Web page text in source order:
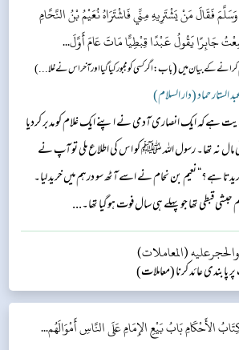
فَقَالَ مَنْ يَشْتَرِيهِ مِنِّي فَاشْتَرَاهُ نُعَيْمُ بْنُ النَّحَّامِ
جَابِرًا يَقُولُ عَبْدًا قِبْطِيًّا مَاتَ عَامَ أَوَّلَ...
کے بیان میں(باب : اگر کسی کو مجبور کیاگیا اور آخر اس نے غلا...)
ہے کہ ایک انصاری آدمی نے اپنے ایک غلام کو مدبر کردیا
مال نہ تھا۔ رسول اللہ ﷺ کو اس کی اطلاع ملی تو آپ نے
ہے؟“ نعیم بن نحام نے اسے آٹھ سو درہم میں خرید لیا۔
قبطی تھا جو پہلے ہی سال فوت ہو گیا تھا۔...
(المعاملات)
عائد کرنا (معاملات)
الأَحْكَامِبَابُ بَيْعِ الإِمَامِ عَلَى النَّاسِ أَمْوَالَهُم...